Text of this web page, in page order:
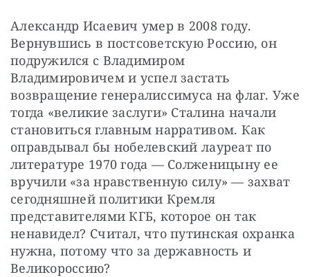
Александр Исаевич умер в 2008 году.
Вернувшись в постсоветскую Россию, он
подружился с Владимиром
Владимировичем и успел застать
возвращение генералиссимуса на флаг. Уже
тогда «великие заслуги» Сталина начали
становиться главным нарративом. Как
оправдывал бы нобелевский лауреат по
литературе 1970 года — Солженицыну ее
вручили «за нравственную силу» — захват
сегодняшней политики Кремля
представителями КГБ, которое он так
ненавидел? Считал, что путинская охранка
нужна, потому что за державность и
Великороссию?